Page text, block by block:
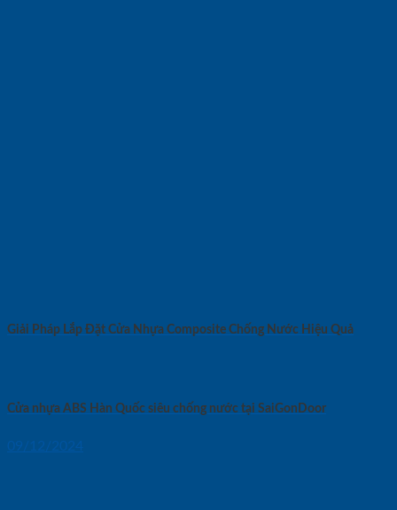
Giải Pháp Lắp Đặt Cửa Nhựa Composite Chống Nước Hiệu Quả
Cửa nhựa ABS Hàn Quốc siêu chống nước tại SaiGonDoor
09/12/2024